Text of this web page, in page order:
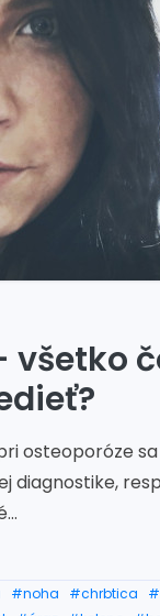
rameno
všetko
osteoporóze
diagnostike,
#noha #chrbtica